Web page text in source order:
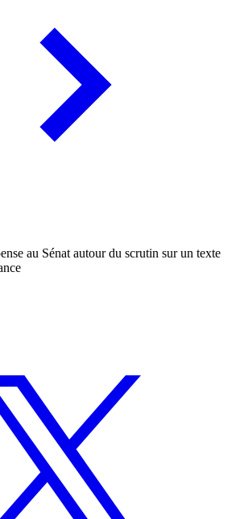
au Sénat autour du scrutin sur un texte